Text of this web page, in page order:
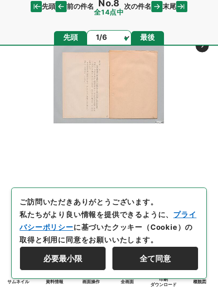
先頭 前の件名 No.8
全14点中
次の件名 末尾
先頭 ページ 最後
サムネイル 資料情報 画面操作 全画面
印刷
ダウンロード
概観図
ご訪問いただきありがとうございます。
私たちがより良い情報を提供できるように、 プライ
バシーポリシーに基づいたクッキー（Cookie）の
取得と利用に同意をお願いいたします。
必要最小限 全て同意